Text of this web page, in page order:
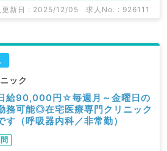
更新日 : 2025/12/05 求人No. : 926111
ック
日給90,000円☆毎週月～金曜日の
務可能◎在宅医療専門クリニック
（呼吸器内科／非常勤）